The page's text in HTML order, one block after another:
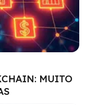
MUITO